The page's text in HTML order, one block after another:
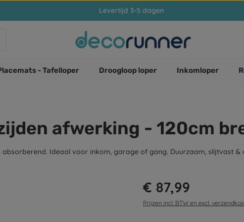
Levertijd 3-5 dagen
- Tafelloper Droogloop loper Inkomloper
afwerking - 120cm
absorberend. Ideaal voor inkom, garage of gang. Duurzaam, slijtvast
Normale prijs:
€ 87,99
Prijzen incl. BTW en excl.